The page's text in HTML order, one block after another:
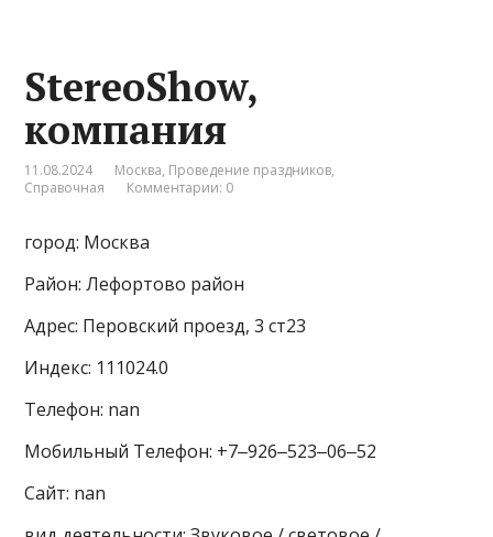
StereoShow,
компания
11.08.2024 Москва, Проведение праздников,
Справочная
Комментарии: 0
город: Москва
Район: Лефортово район
Адрес: Перовский проезд, 3 ст23
Индекс: 111024.0
Телефон: nan
Мобильный Телефон: +7‒926‒523‒06‒52
Сайт: nan